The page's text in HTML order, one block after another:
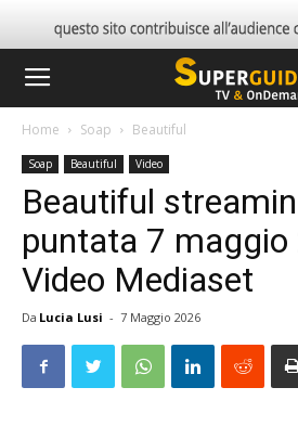
Home Soap Beautiful
Soap Beautiful Video
Beautiful
puntata 7 maggio
Video Mediaset
Da Lucia Lusi - 7 Maggio 2026